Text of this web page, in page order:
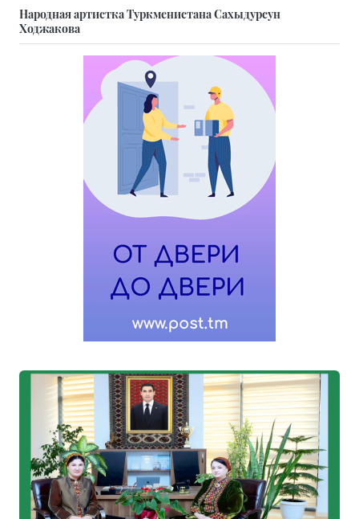
Народная артистка Туркменистана Сахыдурсун
Ходжакова